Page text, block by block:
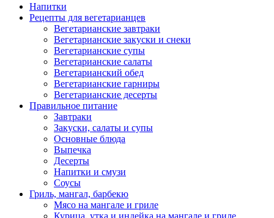
Напитки
Рецепты для вегетарианцев
Вегетарианские завтраки
Вегетарианские закуски и снеки
Вегетарианские супы
Вегетарианские салаты
Вегетарианский обед
Вегетарианские гарниры
Вегетарианские десерты
Правильное питание
Завтраки
Закуски, салаты и супы
Основные блюда
Выпечка
Десерты
Напитки и смузи
Соусы
Гриль, мангал, барбекю
Мясо на мангале и гриле
Курица, утка и индейка на мангале и гриле